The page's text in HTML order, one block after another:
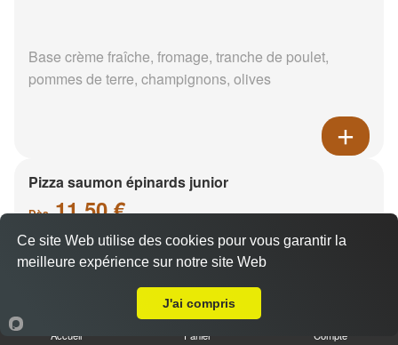
Base crème fraîche, fromage, tranche de poulet,
pommes de terre, champignons, olives
Pizza saumon épinards junior
Dès11.50 €
Accueil Panier Compte
Ce site Web utilise des cookies pour vous garantir la
meilleure expérience sur notre site Web
J'ai compris